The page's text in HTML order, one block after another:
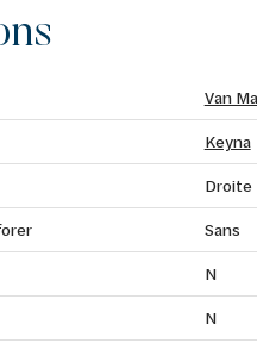
Van
Keyna
Droite
Sans
N
N